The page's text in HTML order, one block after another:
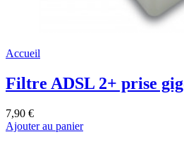
Accueil
Filtre ADSL 2+ prise
7,90 €
Ajouter au panier